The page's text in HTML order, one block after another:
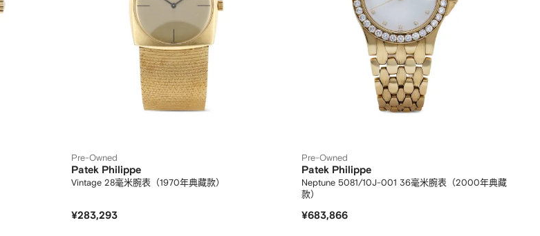
Pre-Owned
Patek Philippe
Vintage 28毫米腕表（1970年典藏款）
¥283,293
Pre-Owned
Patek Philippe
Neptune 5081/10J-001 36毫米腕表（2000年典藏
款）
¥683,866